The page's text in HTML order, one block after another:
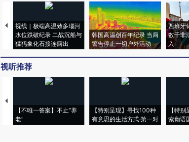
视线｜极端高温致多瑙河
水位跌破纪录 二战沉船与
猛犸象化石接连露出
韩国高温创百年纪录 当局
警告停止一切户外活动
西班牙
数千非
入
视听推荐
【不唯一答案】不止“养
老”
【特别呈现】寻找100种
有意思的生活方式·第一对
【特
索葡语